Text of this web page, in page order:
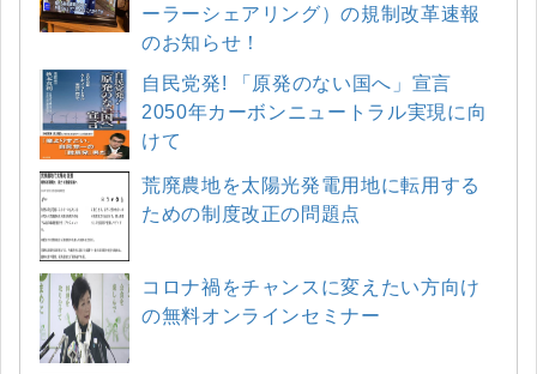
ーラーシェアリング）の規制改革速報
のお知らせ！
自民党発! 「原発のない国へ」宣言
2050年カーボンニュートラル実現に向
けて
荒廃農地を太陽光発電用地に転用する
ための制度改正の問題点
コロナ禍をチャンスに変えたい方向け
の無料オンラインセミナー